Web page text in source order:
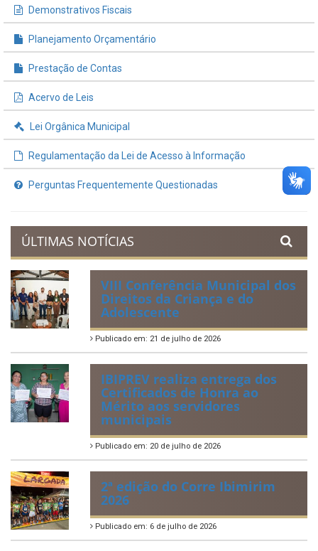
Demonstrativos Fiscais
Planejamento Orçamentário
Prestação de Contas
Acervo de Leis
Lei Orgânica Municipal
Regulamentação da Lei de Acesso à Informação
Perguntas Frequentemente Questionadas
ÚLTIMAS NOTÍCIAS
VIII Conferência Municipal dos
Direitos da Criança e do
Adolescente
Publicado em: 21 de julho de 2026
IBIPREV realiza entrega dos
Certificados de Honra ao
Mérito aos servidores
municipais
Publicado em: 20 de julho de 2026
2ª edição do Corre Ibimirim
2026
Publicado em: 6 de julho de 2026